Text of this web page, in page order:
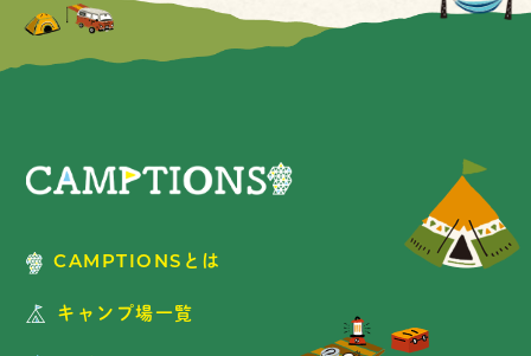
CAMPTIONSとは
キャンプ場一覧